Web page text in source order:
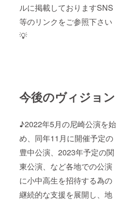
ルに掲載しておりますSNS
等のリンクをご参照下さい
💡
今後のヴィジョン
♪2022年5月の尼崎公演を始
め、同年11月に開催予定の
豊中公演、2023年予定の関
東公演、など各地での公演
に小中高生を招待する為の
継続的な支援を展開し、地